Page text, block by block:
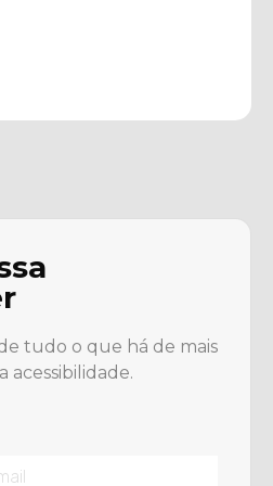
tudo o que há de mais
acessibilidade.